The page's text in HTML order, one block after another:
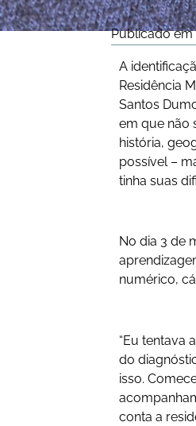
Publicado em
A
Residência
Santos
em que não
história,
possível –
tinha suas
No dia 3 de
numérico,
“Eu tentava
do
isso.
conta a